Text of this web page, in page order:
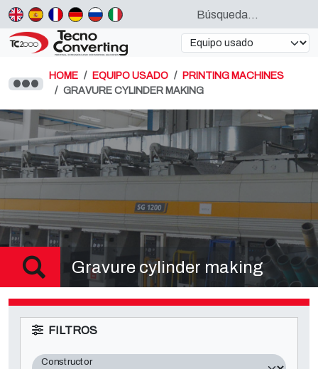
HOME EQUIPO USADO
PRINTING MACHINES
GRAVURE CYLINDER MAKING
Gravure cylinder making
FILTROS
Constructor